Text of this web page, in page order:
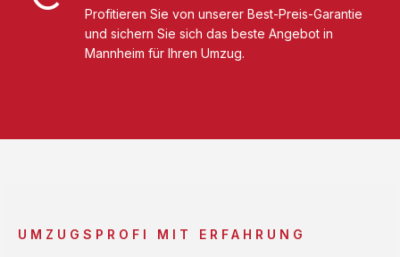
Profitieren Sie von unserer Best-Preis-Garantie
und sichern Sie sich das beste Angebot in
Mannheim für Ihren Umzug.
UMZUGSPROFI MIT ERFAHRUNG